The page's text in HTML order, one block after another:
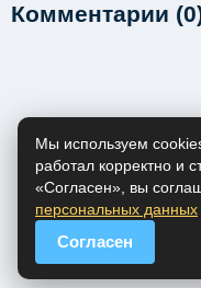
Комментарии
Мы используем
работал корректно и
«Согласен», вы
персональных данных
Согласен